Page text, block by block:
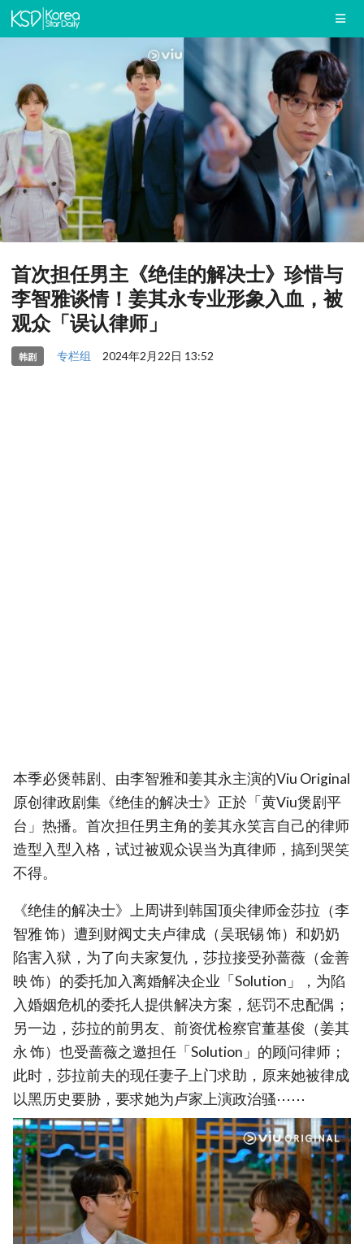
首次担任男主《绝佳的解决士》珍惜与
李智雅谈情！姜其永专业形象入血，被
观众「误认律师」
韩剧 专栏组 2024年2月22日 13:52
本季必煲韩剧、由李智雅和姜其永主演的Viu Original
原创律政剧集《绝佳的解决士》正於「黄Viu煲剧平
台」热播。首次担任男主角的姜其永笑言自己的律师
造型入型入格，试过被观众误当为真律师，搞到哭笑
不得。
《绝佳的解决士》上周讲到韩国顶尖律师金莎拉（李
智雅 饰）遭到财阀丈夫卢律成（吴珉锡 饰）和奶奶
陷害入狱，为了向夫家复仇，莎拉接受孙蔷薇（金善
映 饰）的委托加入离婚解决企业「Solution」，为陷
入婚姻危机的委托人提供解决方案，惩罚不忠配偶；
另一边，莎拉的前男友、前资优检察官董基俊（姜其
永 饰）也受蔷薇之邀担任「Solution」的顾问律师；
此时，莎拉前夫的现任妻子上门求助，原来她被律成
以黑历史要胁，要求她为卢家上演政治骚⋯⋯